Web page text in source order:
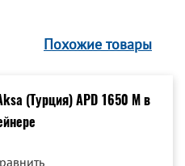
Похожие товары